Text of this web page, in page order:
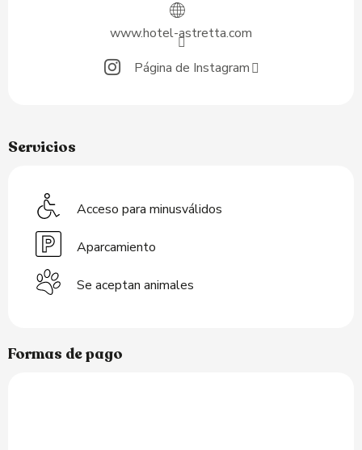
www.hotel-astretta.com
Página de Instagram
Servicios
Acceso para minusválidos
Aparcamiento
Se aceptan animales
Formas de pago